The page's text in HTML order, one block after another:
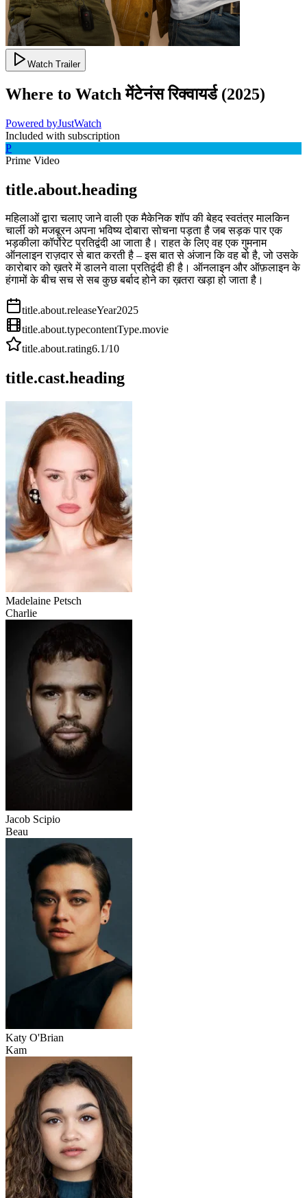
Watch Trailer
Where to Watch मेंटेनंस रिक्वायर्ड(2025)
Powered byJustWatch
Included with subscription
P
Prime Video
title.about.heading
महिलाओं द्वारा चलाए जाने वाली एक मैकेनिक शॉप की बेहद स्वतंत्र मालकिन
चार्ली को मजबूरन अपना भविष्य दोबारा सोचना पड़ता है जब सड़क पार एक
भड़कीला कॉर्पोरेट प्रतिद्वंदी आ जाता है। राहत के लिए वह एक गुमनाम
ऑनलाइन राज़दार से बात करती है – इस बात से अंजान कि वह बो है, जो उसके
कारोबार को ख़तरे में डालने वाला प्रतिद्वंदी ही है। ऑनलाइन और ऑफ़लाइन के
हंगामों के बीच सच से सब कुछ बर्बाद होने का ख़तरा खड़ा हो जाता है।
title.about.releaseYear2025
title.about.typecontentType.movie
title.about.rating6.1/10
title.cast.heading
Madelaine Petsch
Charlie
Jacob Scipio
Beau
Katy O'Brian
Kam